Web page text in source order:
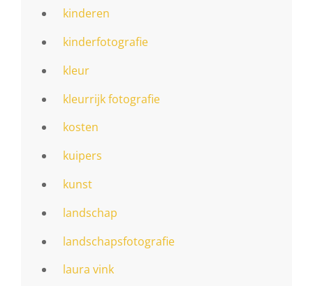
kinderen
kinderfotografie
kleur
kleurrijk fotografie
kosten
kuipers
kunst
landschap
landschapsfotografie
laura vink